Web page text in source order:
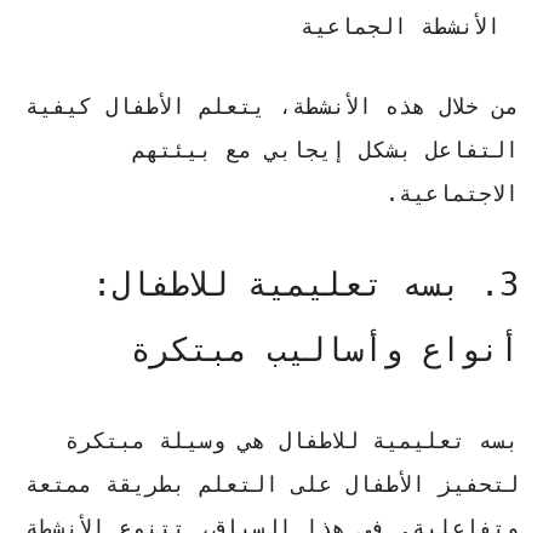
الأنشطة الجماعية
من خلال هذه الأنشطة، يتعلم الأطفال كيفية
التفاعل بشكل إيجابي مع بيئتهم
الاجتماعية.
3. بسه تعليمية للاطفال:
أنواع وأساليب مبتكرة
بسه تعليمية للاطفال هي وسيلة مبتكرة
لتحفيز الأطفال على التعلم بطريقة ممتعة